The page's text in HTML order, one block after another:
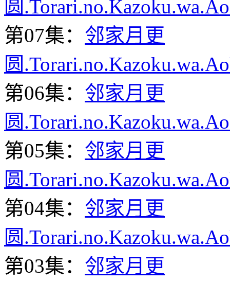
圆
第07集： 邻家月更
圆
第06集： 邻家月更
圆
第05集： 邻家月更
圆
第04集： 邻家月更
圆
第03集： 邻家月更